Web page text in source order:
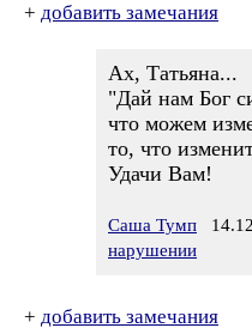
+ добавить замечания
Ах, Татьяна...
"Дай нам Бог
что можем
то, что
Удачи Вам!
Саша Тумп
нарушении
+ добавить замечания